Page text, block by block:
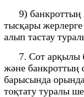
9) банкроттың
тысқары
алып тастау
7. Сот арқылы
және банкроттың
барысында
тоқтату туралы